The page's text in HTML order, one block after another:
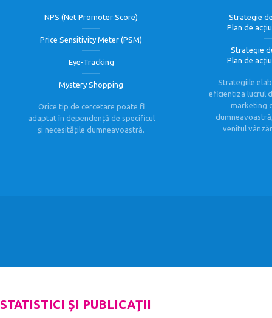
NPS (Net Promoter Score)
Price Sensitivity Meter (PSM)
Eye-Tracking
Mystery Shopping
Orice tip de cercetare poate fi
adaptat în dependență de specificul
și necesitățile dumneavoastră.
Strategie
Plan de
Strategie
Plan de
Strategiile
eficientiza lucrul
marketing
venitul
STATISTICI ȘI PUBLICAȚII